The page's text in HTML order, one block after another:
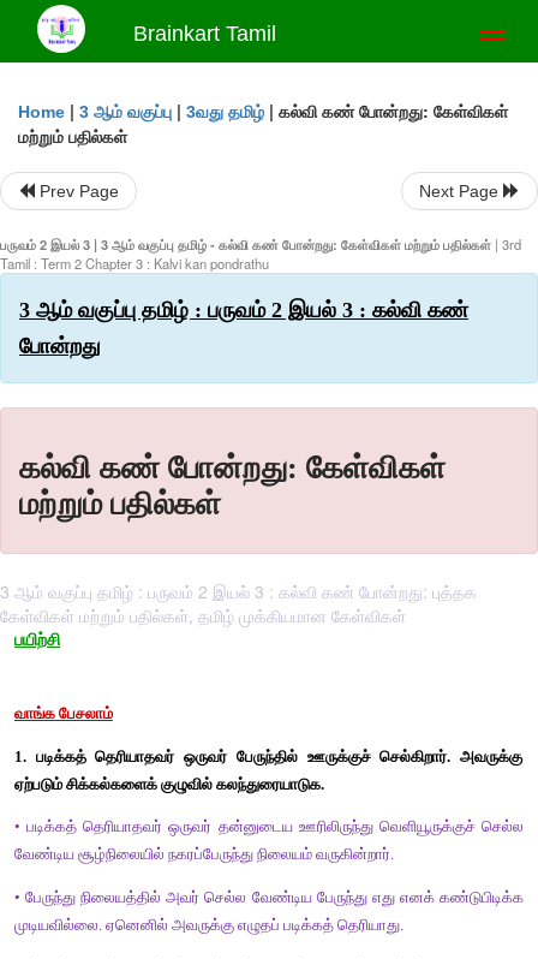
Brainkart Tamil
Home | 3 ஆம் வகுப்பு | 3வது தமிழ் | கல்வி கண் போன்றது: கேள்விகள்
மற்றும் பதில்கள்
Prev Page Next Page
பருவம் 2 இயல் 3 | 3 ஆம் வகுப்பு தமிழ் - கல்வி கண் போன்றது: கேள்விகள் மற்றும் பதில்கள் | 3rd
Tamil : Term 2 Chapter 3 : Kalvi kan pondrathu
3 ஆம் வகுப்பு தமிழ் : பருவம் 2 இயல் 3 : கல்வி கண்
போன்றது
கல்வி கண் போன்றது: கேள்விகள்
மற்றும் பதில்கள்
3 ஆம் வகுப்பு தமிழ் : பருவம் 2 இயல் 3 : கல்வி கண் போன்றது: புத்தக
கேள்விகள் மற்றும் பதில்கள், தமிழ் முக்கியமான கேள்விகள்
பயிற்சி
வாங்க பேசலாம்